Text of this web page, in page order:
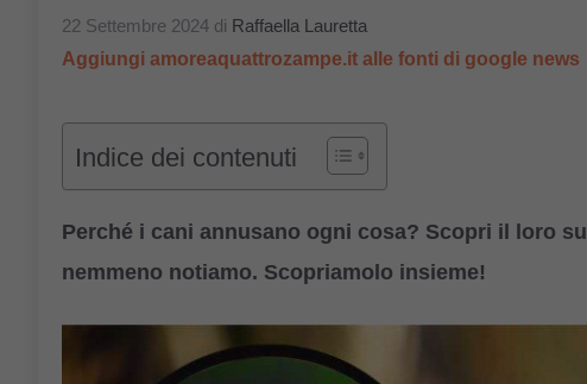
22 Settembre 2024 di Raffaella Lauretta
Aggiungi amoreaquattrozampe.it alle fonti di google news
Indice dei contenuti
Perché i cani annusano ogni cosa? Scopri il loro
nemmeno notiamo. Scopriamolo insieme!